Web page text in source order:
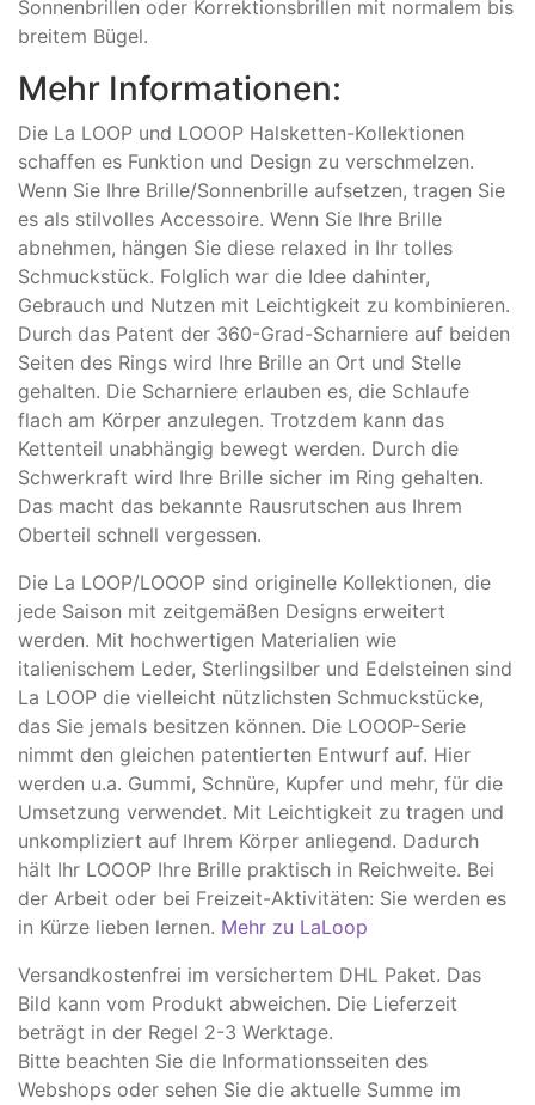
Sonnenbrillen oder Korrektionsbrillen mit normalem bis
breitem Bügel.
Mehr Informationen:
Die La LOOP und LOOOP Halsketten-Kollektionen
schaffen es Funktion und Design zu verschmelzen.
Wenn Sie Ihre Brille/Sonnenbrille aufsetzen, tragen Sie
es als stilvolles Accessoire. Wenn Sie Ihre Brille
abnehmen, hängen Sie diese relaxed in Ihr tolles
Schmuckstück. Folglich war die Idee dahinter,
Gebrauch und Nutzen mit Leichtigkeit zu kombinieren.
Durch das Patent der 360-Grad-Scharniere auf beiden
Seiten des Rings wird Ihre Brille an Ort und Stelle
gehalten. Die Scharniere erlauben es, die Schlaufe
flach am Körper anzulegen. Trotzdem kann das
Kettenteil unabhängig bewegt werden. Durch die
Schwerkraft wird Ihre Brille sicher im Ring gehalten.
Das macht das bekannte Rausrutschen aus Ihrem
Oberteil schnell vergessen.
Die La LOOP/LOOOP sind originelle Kollektionen, die
jede Saison mit zeitgemäßen Designs erweitert
werden. Mit hochwertigen Materialien wie
italienischem Leder, Sterlingsilber und Edelsteinen sind
La LOOP die vielleicht nützlichsten Schmuckstücke,
das Sie jemals besitzen können. Die LOOOP-Serie
nimmt den gleichen patentierten Entwurf auf. Hier
werden u.a. Gummi, Schnüre, Kupfer und mehr, für die
Umsetzung verwendet. Mit Leichtigkeit zu tragen und
unkompliziert auf Ihrem Körper anliegend. Dadurch
hält Ihr LOOOP Ihre Brille praktisch in Reichweite. Bei
der Arbeit oder bei Freizeit-Aktivitäten: Sie werden es
in Kürze lieben lernen. Mehr zu LaLoop
Versandkostenfrei im versichertem DHL Paket. Das
Bild kann vom Produkt abweichen. Die Lieferzeit
beträgt in der Regel 2-3 Werktage.
​Bitte beachten Sie die Informationsseiten des
Webshops oder sehen Sie die aktuelle Summe im